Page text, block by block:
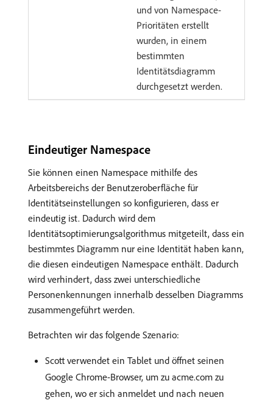
und von Namespace-
Prioritäten erstellt
wurden, in einem
bestimmten
Identitätsdiagramm
durchgesetzt werden.
Eindeutiger Namespace
Sie können einen Namespace mithilfe des
Arbeitsbereichs der Benutzeroberfläche für
Identitätseinstellungen so konfigurieren, dass er
eindeutig ist. Dadurch wird dem
Identitätsoptimierungsalgorithmus mitgeteilt, dass ein
bestimmtes Diagramm nur eine Identität haben kann,
die diesen eindeutigen Namespace enthält. Dadurch
wird verhindert, dass zwei unterschiedliche
Personenkennungen innerhalb desselben Diagramms
zusammengeführt werden.
Betrachten wir das folgende Szenario:
Scott verwendet ein Tablet und öffnet seinen
Google Chrome-Browser, um zu acme.com zu
gehen, wo er sich anmeldet und nach neuen